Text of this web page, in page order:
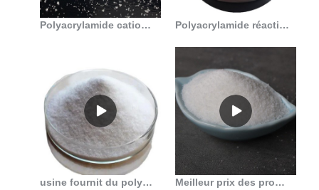
Polyacrylamide cationique haute performance pour le traitement des eaux usées. en Algérie Polyacrylamide réactif chinois pour le traitement des eaux usées en Algérie
usine fournit du polyacrylamide comme produits pétrochimiques au Mali Meilleur prix des produits chimiques perle de polyélectrolyte polyacrylamide en Algérie